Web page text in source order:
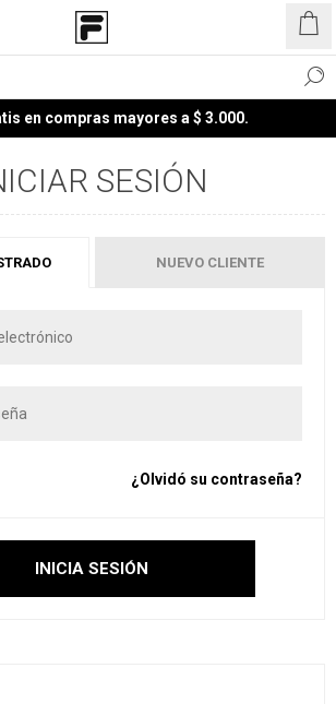
en compras mayores a $ 3.000.
SESIÓN
NUEVO CLIENTE
¿Olvidó su contraseña?